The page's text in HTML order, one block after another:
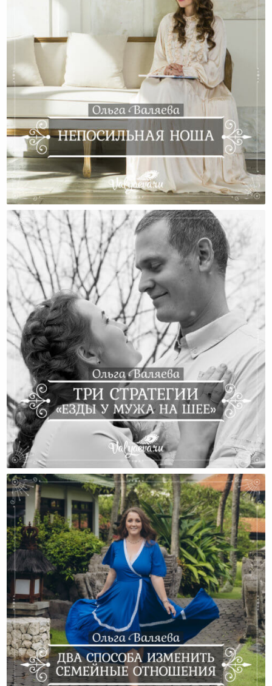
Непосильная Ноша
Три Стратегии «езды У Мужа На Шее»